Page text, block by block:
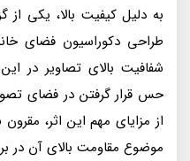
به دلیل کیفیت بالا، یکی
طراحی دکوراسیون فضای
شفافیت بالای تصاویر در
حس قرار گرفتن در فضای
از مزایای مهم این اثر،
موضوع مقاومت بالای آن در